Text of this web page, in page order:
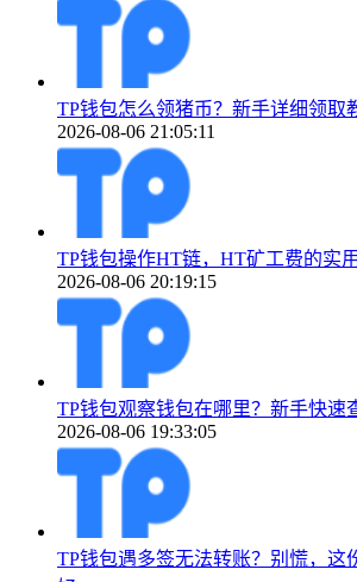
TP钱包怎么领猪币？新手详细领取
2026-08-06 21:05:11
TP钱包操作HT链，HT矿工费的实
2026-08-06 20:19:15
TP钱包观察钱包在哪里？新手快速
2026-08-06 19:33:05
TP钱包遇多签无法转账？别慌，这